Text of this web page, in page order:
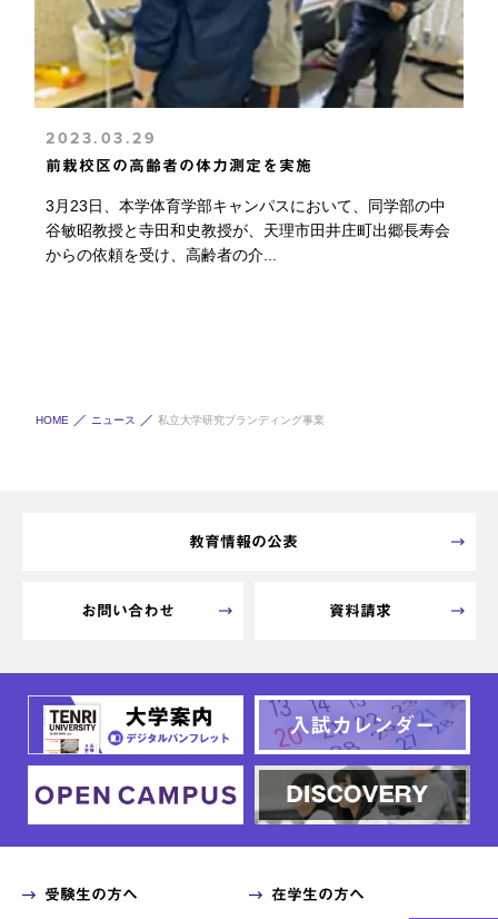
2023.03.29
前栽校区の高齢者の体力測定を実施
3月23日、本学体育学部キャンパスにおいて、同学部の中
谷敏昭教授と寺田和史教授が、天理市田井庄町出郷長寿会
からの依頼を受け、高齢者の介...
HOME ニュース 私立大学研究ブランディング事業
教育情報の公表
お問い合わせ 資料請求
受験生の方へ 在学生の方へ